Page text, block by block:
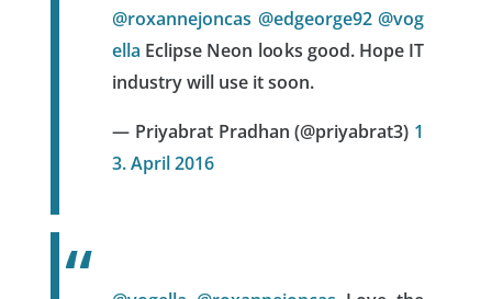
@roxannejoncas @edgeorge92 @vog
ella Eclipse Neon looks good. Hope IT
industry will use it soon.
— Priyabrat Pradhan (@priyabrat3) 1
3. April 2016